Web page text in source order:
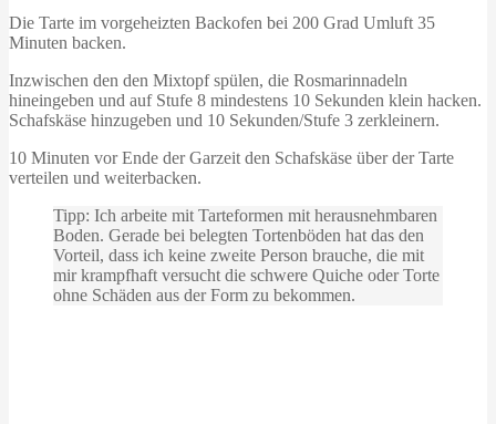
Die Tarte im vorgeheizten Backofen bei 200 Grad Umluft 35
Minuten backen.
Inzwischen den den Mixtopf spülen, die Rosmarinnadeln
hineingeben und auf Stufe 8 mindestens 10 Sekunden klein hacken.
Schafskäse hinzugeben und 10 Sekunden/Stufe 3 zerkleinern.
10 Minuten vor Ende der Garzeit den Schafskäse über der Tarte
verteilen und weiterbacken.
Tipp: Ich arbeite mit Tarteformen mit herausnehmbaren
Boden. Gerade bei belegten Tortenböden hat das den
Vorteil, dass ich keine zweite Person brauche, die mit
mir krampfhaft versucht die schwere Quiche oder Torte
ohne Schäden aus der Form zu bekommen.